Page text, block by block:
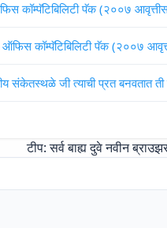
कॉम्पॅटिबिलिटी पॅक (२००७
ऑफिस कॉम्पॅटिबिलिटी पॅक (२००७
संकेतस्थळे जी त्याची प्रत बनवतात ती
टीप: सर्व बाह्य दुवे नवीन